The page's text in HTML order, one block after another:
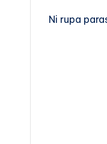
Ni rupa